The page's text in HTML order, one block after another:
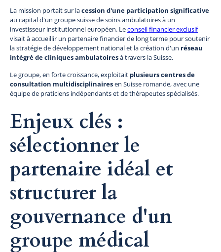
La mission portait sur lacession d'une participation significative
au capital d'un groupe suisse de soins ambulatoires à un
investisseur institutionnel européen. Leconseil financier exclusif
visait à accueillir un partenaire financier de long terme pour soutenir
la stratégie de développement national et la création d'un réseau
intégré de cliniques ambulatoiresà travers la Suisse.
Le groupe, en forte croissance, exploitait plusieurs centres de
consultation multidisciplinairesen Suisse romande, avec une
équipe de praticiens indépendants et de thérapeutes spécialisés.
Enjeux clés :
sélectionner le
partenaire idéal et
structurer la
gouvernance d'un
groupe médical